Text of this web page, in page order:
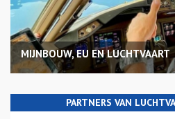
MIJNBOUW, EU EN LUCHTVAART
PARTNERS VAN